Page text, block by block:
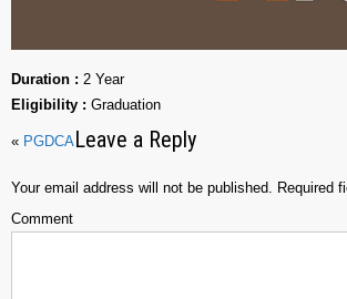
Duration : 2 Year
Eligibility : Graduation
« PGDCALeave a Reply
Your email address will not be published. Required
Comment